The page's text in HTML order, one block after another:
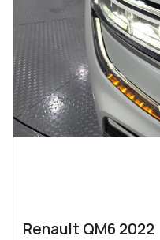
Renault QM6 2022